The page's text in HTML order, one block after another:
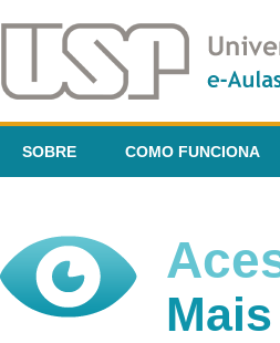
SOBRE COMO FUNCIONA